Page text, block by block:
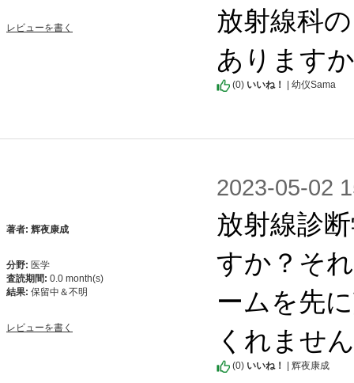
レビューを書く
放射線科
あります
(0) いいね！ | 幼仪Sama
著者: 辉夜康成
分野: 医学
査読期間: 0.0 month(s)
結果: 保留中＆不明
レビューを書く
2023-05-02
放射線診
すか？そ
ームを先
くれませ
(0) いいね！ | 辉夜康成